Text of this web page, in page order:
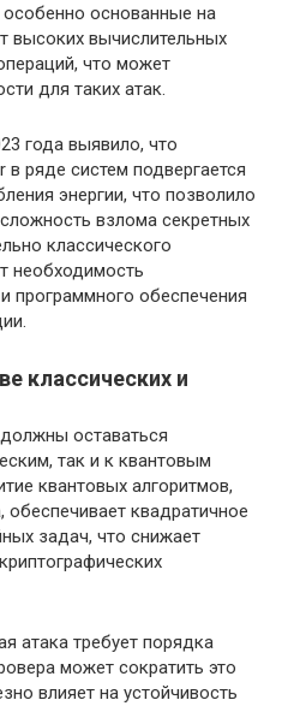
основанные на
высоких вычислительных
что может
для таких атак.
года выявило, что
в ряде систем подвергается
энергии, что позволило
взлома секретных
классического
необходимость
программного обеспечения
классических и
оставаться
так и к квантовым
квантовых алгоритмов,
обеспечивает квадратичное
задач, что снижает
атака требует порядка
может сократить это
влияет на устойчивость